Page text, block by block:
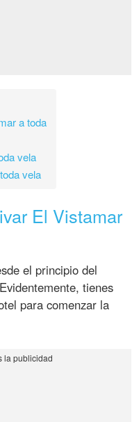
a toda
vela
vela
El Vistamar
el principio del
tienes
para comenzar la